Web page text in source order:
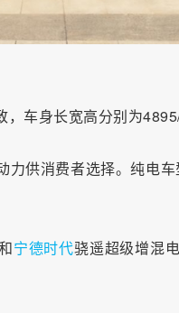
车身长宽高分别为
供消费者选择。纯电
宁德时代骁遥超级增混